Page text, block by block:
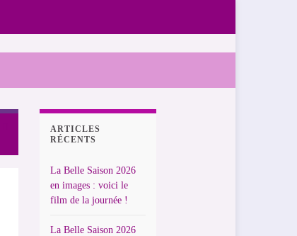
ARTICLES
RÉCENTS
La Belle Saison 2026
en images : voici le
film de la journée !
La Belle Saison 2026